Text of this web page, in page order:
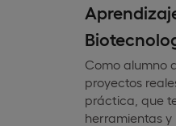
Como alumno
proyectos
práctica, que
herramientas